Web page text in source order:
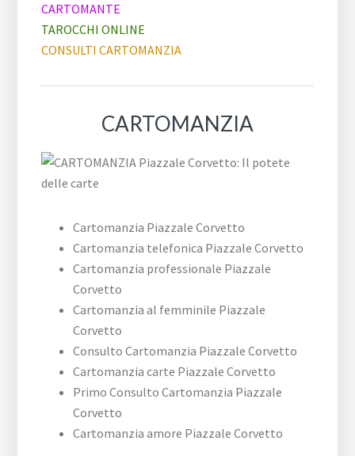
CARTOMANTE
TAROCCHI ONLINE
CONSULTI CARTOMANZIA
CARTOMANZIA
Cartomanzia ​Piazzale ​Corvetto
Cartomanzia telefonica ​Piazzale ​Corvetto
Cartomanzia professionale ​Piazzale ​
Corvetto
Cartomanzia al femminile ​Piazzale ​
Corvetto
Consulto Cartomanzia ​Piazzale ​Corvetto
Cartomanzia carte ​Piazzale ​Corvetto
Primo Consulto Cartomanzia ​Piazzale ​
Corvetto
Cartomanzia amore ​Piazzale ​Corvetto